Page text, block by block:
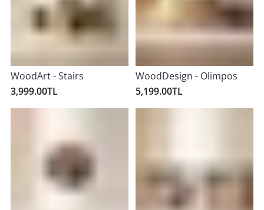
WoodArt - Stairs
3,999.00TL
WoodDesign - Olimpos
5,199.00TL